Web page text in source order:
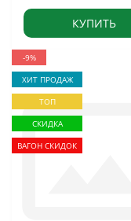
КУПИТЬ
-9%
ХИТ ПРОДАЖ
ТОП
СКИДКА
ВАГОН СКИДОК